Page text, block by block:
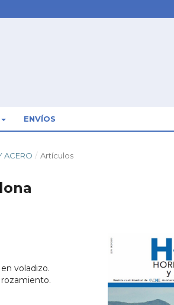
ENVÍOS
ACERO / Artículos
voladizo.